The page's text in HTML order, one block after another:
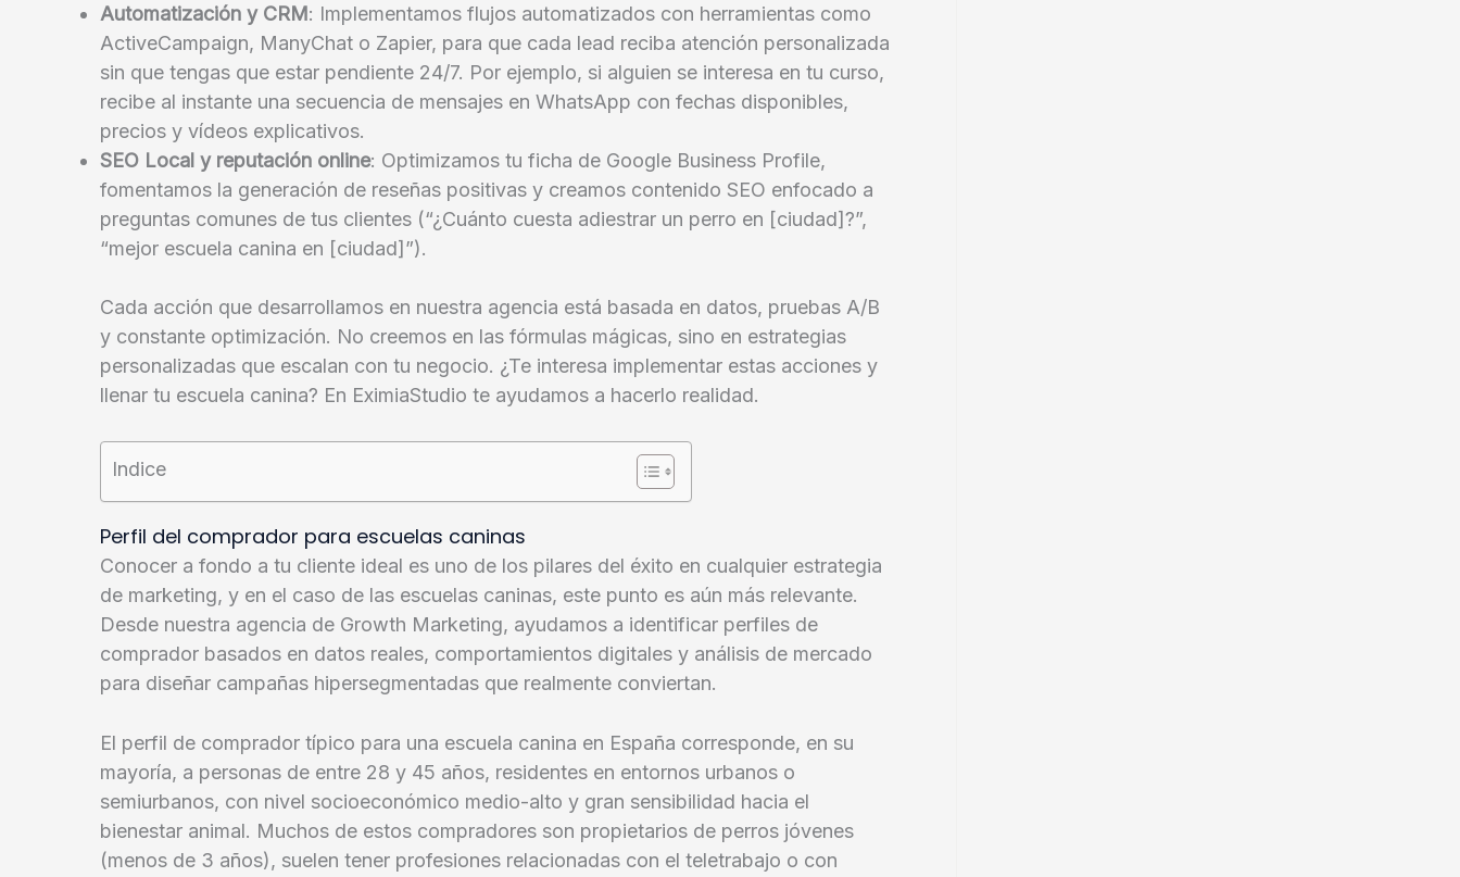
Automatización y CRM: Implementamos flujos automatizados con herramientas como
ActiveCampaign, ManyChat o Zapier, para que cada lead reciba atención personalizada
sin que tengas que estar pendiente 24/7. Por ejemplo, si alguien se interesa en tu curso,
recibe al instante una secuencia de mensajes en WhatsApp con fechas disponibles,
precios y vídeos explicativos.
SEO Local y reputación online: Optimizamos tu ficha de Google Business Profile,
fomentamos la generación de reseñas positivas y creamos contenido SEO enfocado a
preguntas comunes de tus clientes (“¿Cuánto cuesta adiestrar un perro en [ciudad]?”,
“mejor escuela canina en [ciudad]”).
Cada acción que desarrollamos en nuestra agencia está basada en datos, pruebas A/B
y constante optimización. No creemos en las fórmulas mágicas, sino en estrategias
personalizadas que escalan con tu negocio. ¿Te interesa implementar estas acciones y
llenar tu escuela canina? En EximiaStudio te ayudamos a hacerlo realidad.
Indice
Perfil del comprador para escuelas caninas
Conocer a fondo a tu cliente ideal es uno de los pilares del éxito en cualquier estrategia
de marketing, y en el caso de las escuelas caninas, este punto es aún más relevante.
Desde nuestra agencia de Growth Marketing, ayudamos a identificar perfiles de
comprador basados en datos reales, comportamientos digitales y análisis de mercado
para diseñar campañas hipersegmentadas que realmente conviertan.
El perfil de comprador típico para una escuela canina en España corresponde, en su
mayoría, a personas de entre 28 y 45 años, residentes en entornos urbanos o
semiurbanos, con nivel socioeconómico medio-alto y gran sensibilidad hacia el
bienestar animal. Muchos de estos compradores son propietarios de perros jóvenes
(menos de 3 años), suelen tener profesiones relacionadas con el teletrabajo o con